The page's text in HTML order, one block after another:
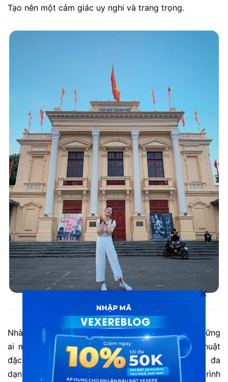
Tạo nên một cảm giác uy nghi và trang trọng.
Nhà hát lớn thành phố Hải Phòng
Nhà hát lớn Hải Phòng là địa điểm lý tưởng cho những
ai muốn tìm hiểu và trải nghiệm văn hóa nghệ thuật
đặc sắc của thành phố. Với lịch trình biểu diễn đa
dạng, từ nhạc kịch, múa ballet, đến các chương trình